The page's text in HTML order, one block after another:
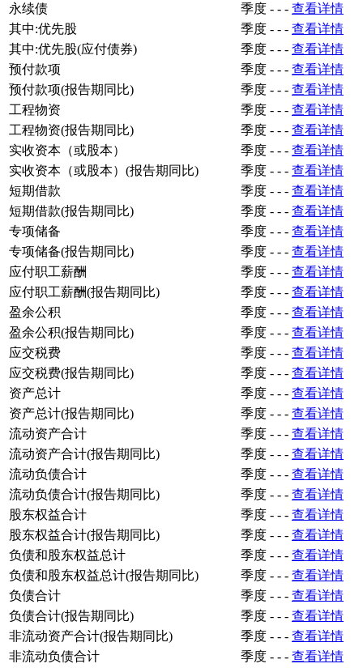
永续债
季度 - - - 查看详情
其中:优先股
季度 - - - 查看详情
其中:优先股(应付债券)
季度 - - - 查看详情
预付款项
季度 - - - 查看详情
预付款项(报告期同比)
季度 - - - 查看详情
工程物资
季度 - - - 查看详情
工程物资(报告期同比)
季度 - - - 查看详情
实收资本（或股本）
季度 - - - 查看详情
实收资本（或股本）(报告期同比)
季度 - - - 查看详情
短期借款
季度 - - - 查看详情
短期借款(报告期同比)
季度 - - - 查看详情
专项储备
季度 - - - 查看详情
专项储备(报告期同比)
季度 - - - 查看详情
应付职工薪酬
季度 - - - 查看详情
应付职工薪酬(报告期同比)
季度 - - - 查看详情
盈余公积
季度 - - - 查看详情
盈余公积(报告期同比)
季度 - - - 查看详情
应交税费
季度 - - - 查看详情
应交税费(报告期同比)
季度 - - - 查看详情
资产总计
季度 - - - 查看详情
资产总计(报告期同比)
季度 - - - 查看详情
流动资产合计
季度 - - - 查看详情
流动资产合计(报告期同比)
季度 - - - 查看详情
流动负债合计
季度 - - - 查看详情
流动负债合计(报告期同比)
季度 - - - 查看详情
股东权益合计
季度 - - - 查看详情
股东权益合计(报告期同比)
季度 - - - 查看详情
负债和股东权益总计
季度 - - - 查看详情
负债和股东权益总计(报告期同比)
季度 - - - 查看详情
负债合计
季度 - - - 查看详情
负债合计(报告期同比)
季度 - - - 查看详情
非流动资产合计(报告期同比)
季度 - - - 查看详情
非流动负债合计
季度 - - - 查看详情